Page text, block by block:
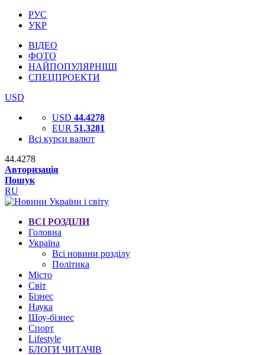
РУС
УКР
ВІДЕО
ФОТО
НАЙПОПУЛЯРНІШІ
СПЕЦПРОЕКТИ
USD
USD 44.4278
EUR 51.3281
Всі курси валют
44.4278
Авторизація
Пошук
RU
ВСІ РОЗДІЛИ
Головна
Україна
Всі новини розділу
Політика
Місто
Світ
Бізнес
Наука
Шоу-бізнес
Спорт
Lifestyle
БЛОГИ ЧИТАЧІВ